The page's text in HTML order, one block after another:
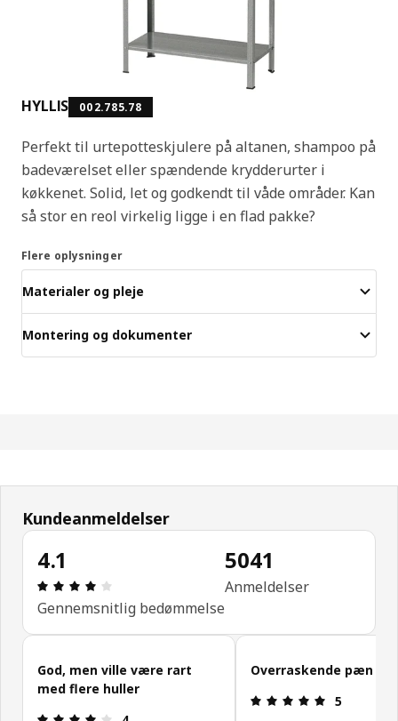
HYLLIS 002.785.78
Perfekt til urtepotteskjulere på altanen, shampoo på
badeværelset eller spændende krydderurter i
køkkenet. Solid, let og godkendt til våde områder. Kan
så stor en reol virkelig ligge i en flad pakke?
Flere oplysninger
Materialer og pleje
Montering og dokumenter
Kundeanmeldelser
4.1
Anmeldelse: 4.1 Ud af 5 Stjerner. Anmeldelser i
Gennemsnitlig bedømmelse
5041
Anmeldelser
Spring kundeanmeldelser over
God, men ville være rart
med flere huller
Anmeldelse: 4 Ud af 5 Stjerner.
Overraskende pæn
5